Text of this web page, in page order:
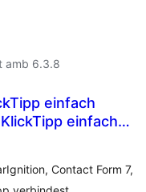
amb 6.3.8
einfach
Contact Form 7,